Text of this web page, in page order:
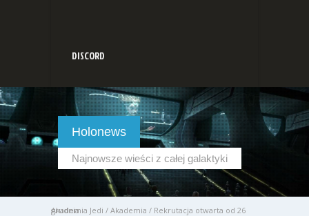
DISCORD
Holonews
Najnowsze wieści z całej galaktyki
Akademia Jedi / Akademia /
Rekrutacja otwarta od 26 grudnia